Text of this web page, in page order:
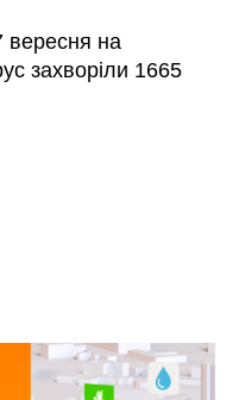
вересня на
захворіли 1665